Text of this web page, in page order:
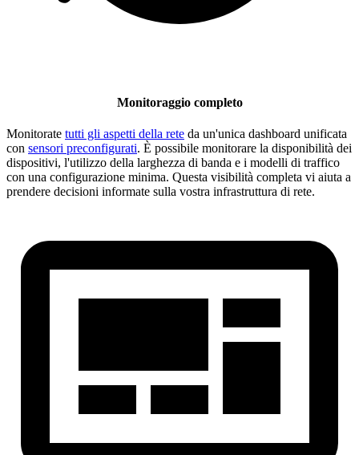
Monitoraggio completo
Monitorate tutti gli aspetti della rete da un'unica dashboard unificata
con sensori preconfigurati. È possibile monitorare la disponibilità dei
dispositivi, l'utilizzo della larghezza di banda e i modelli di traffico
con una configurazione minima. Questa visibilità completa vi aiuta a
prendere decisioni informate sulla vostra infrastruttura di rete.